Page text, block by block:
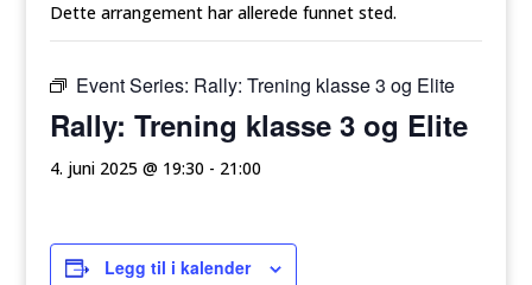
Dette arrangement har allerede funnet sted.
Event Series: Rally: Trening klasse 3 og Elite
Rally: Trening klasse 3 og Elite
4. juni 2025 @ 19:30 - 21:00
Legg til i kalender